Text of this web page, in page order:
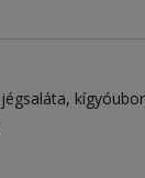
jégsaláta